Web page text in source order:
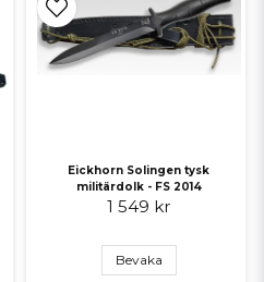
Eickhorn Solingen tysk
militärdolk - FS 2014
1 549 kr
Bevaka